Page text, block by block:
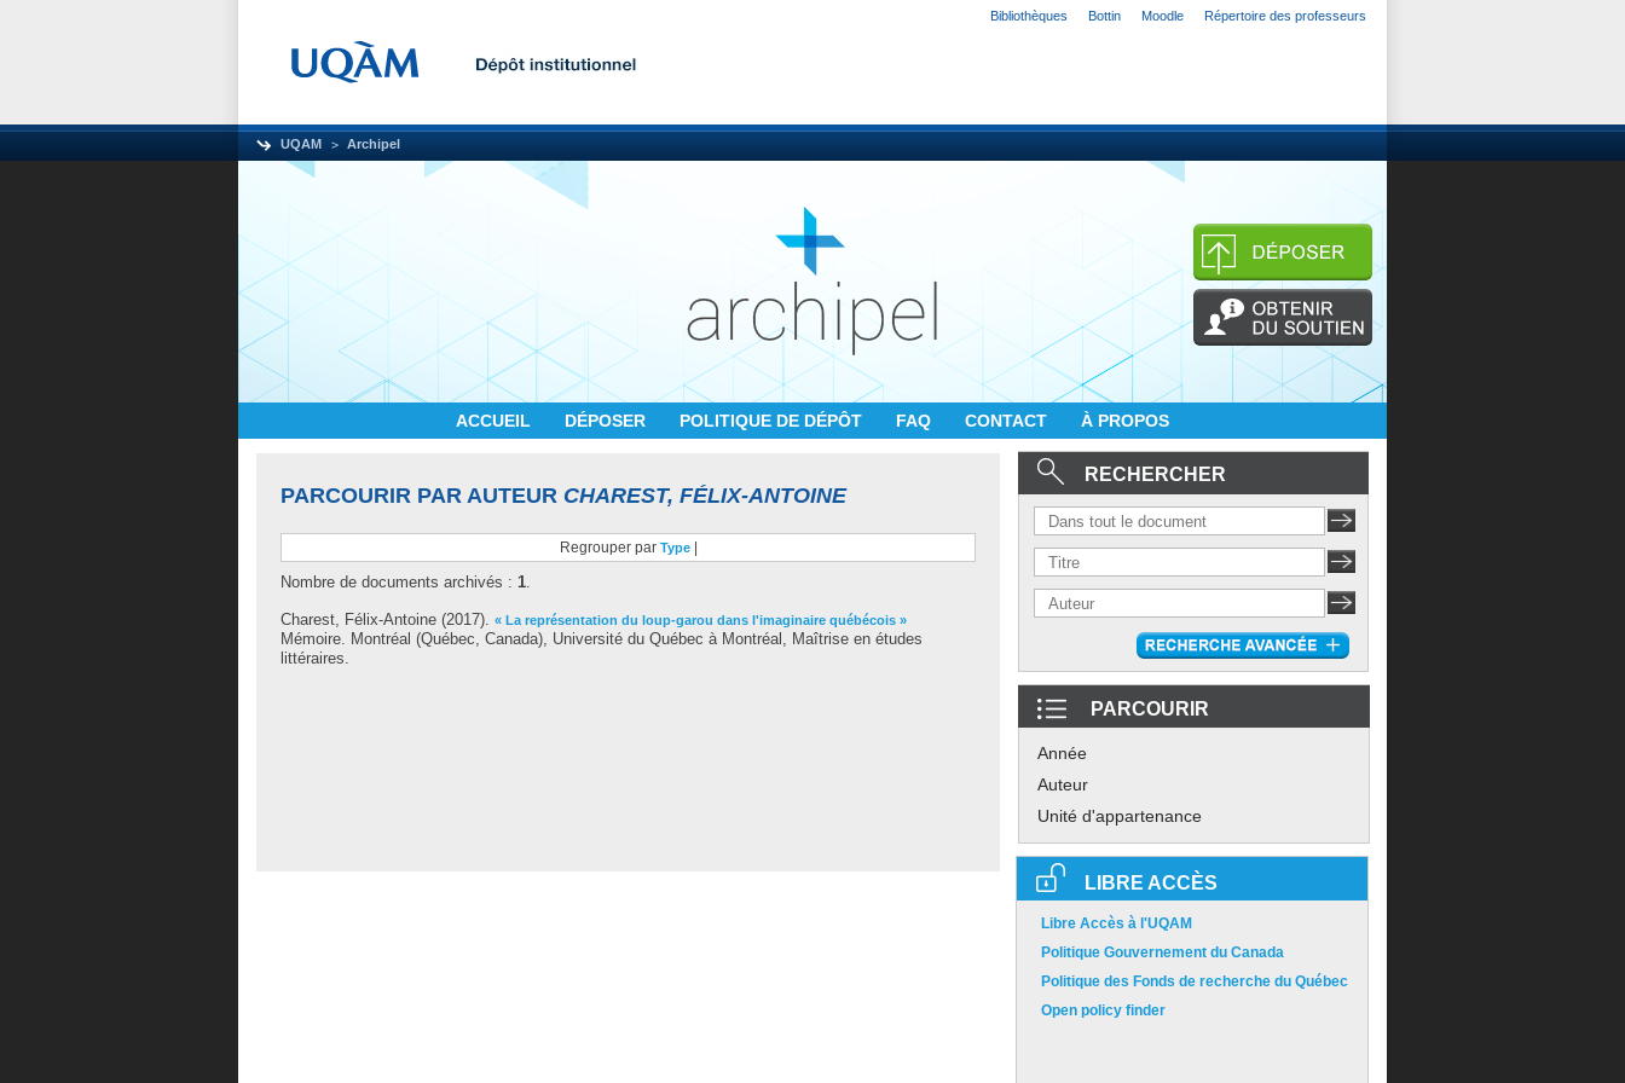
Bibliothèques Bottin Moodle Répertoire des professeurs
UQAM Archipel
ACCUEIL DÉPOSER POLITIQUE DE DÉPÔT FAQ CONTACT À PROPOS
PARCOURIR PAR AUTEUR CHAREST, FÉLIX-ANTOINE
Regrouper par Type
Nombre de documents archivés : 1.
Charest, Félix-Antoine (2017). « La représentation du loup-garou dans l'imaginaire québécois »
Mémoire. Montréal (Québec, Canada), Université du Québec à Montréal, Maîtrise en études
littéraires.
RECHERCHER
PARCOURIR
Année
Auteur
Unité d'appartenance
LIBRE ACCÈS
Libre Accès à l'UQAM
Politique Gouvernement du Canada
Politique des Fonds de recherche du Québec
Open policy finder